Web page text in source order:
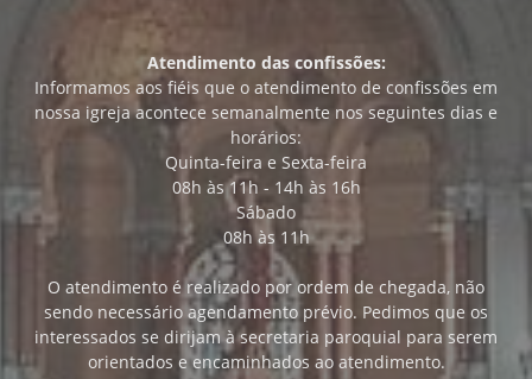
Atendimento das confissões:
Informamos aos fiéis que o atendimento de confissões em
nossa igreja acontece semanalmente nos seguintes dias e
horários:
Quinta-feira e Sexta-feira
08h às 11h - 14h às 16h
Sábado
08h às 11h
O atendimento é realizado por ordem de chegada, não
sendo necessário agendamento prévio. Pedimos que os
interessados se dirijam à secretaria paroquial para serem
orientados e encaminhados ao atendimento.